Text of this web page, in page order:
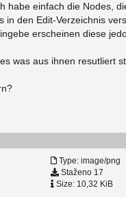
habe einfach die Nodes,
den Edit-Verzeichnis
erscheinen diese
was aus ihnen resutliert
Type: image/png
Staženo 17
Size: 10,32 KiB